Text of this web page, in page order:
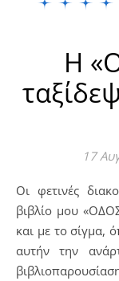
Η
17
Οι φετινές διακοπές ήταν άμεσα συνδεδεμένες με το
βιβλίο μου
και με το σίγμα,
αυτήν την